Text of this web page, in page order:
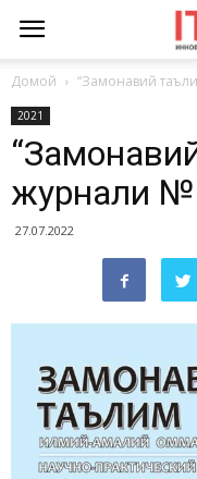
Домой “Замонавий
2021
журнали №
27.07.2022